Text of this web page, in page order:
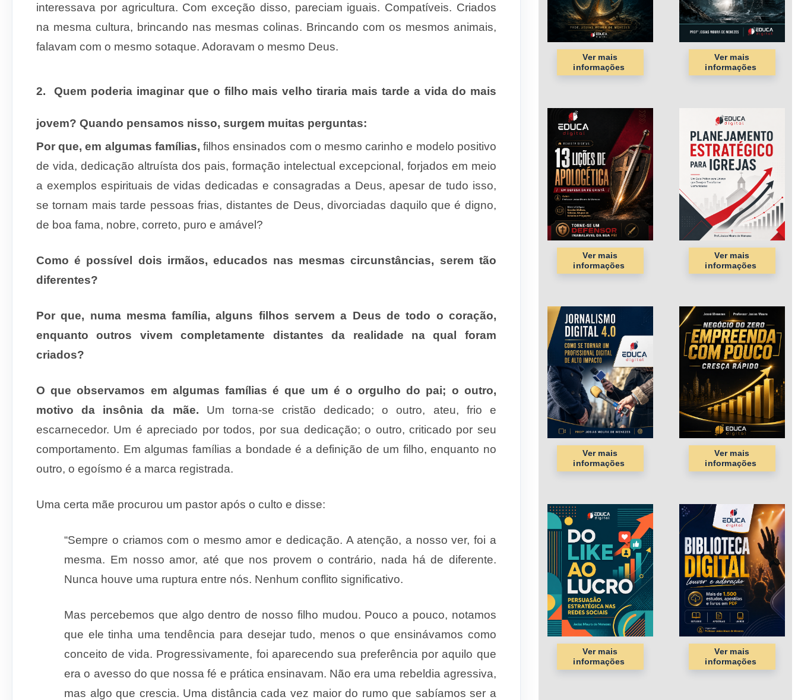
interessava por agricultura. Com exceção disso, pareciam iguais. Compatíveis. Criados
na mesma cultura, brincando nas mesmas colinas. Brincando com os mesmos animais,
falavam com o mesmo sotaque. Adoravam o mesmo Deus.
2. Quem poderia imaginar que o filho mais velho tiraria mais tarde a vida do mais
jovem? Quando pensamos nisso, surgem muitas perguntas:
Por que, em algumas famílias, filhos ensinados com o mesmo carinho e modelo positivo
de vida, dedicação altruísta dos pais, formação intelectual excepcional, forjados em meio
a exemplos espirituais de vidas dedicadas e consagradas a Deus, apesar de tudo isso,
se tornam mais tarde pessoas frias, distantes de Deus, divorciadas daquilo que é digno,
de boa fama, nobre, correto, puro e amável?
Como é possível dois irmãos, educados nas mesmas circunstâncias, serem tão
diferentes?
Por que, numa mesma família, alguns filhos servem a Deus de todo o coração,
enquanto outros vivem completamente distantes da realidade na qual foram
criados?
O que observamos em algumas famílias é que um é o orgulho do pai; o outro,
motivo da insônia da mãe. Um torna-se cristão dedicado; o outro, ateu, frio e
escarnecedor. Um é apreciado por todos, por sua dedicação; o outro, criticado por seu
comportamento. Em algumas famílias a bondade é a definição de um filho, enquanto no
outro, o egoísmo é a marca registrada.
Uma certa mãe procurou um pastor após o culto e disse:
“Sempre o criamos com o mesmo amor e dedicação. A aten­ção, a nosso ver, foi a
mesma. Em nosso amor, até que nos provem o contrário, nada há de diferente.
Nunca houve uma ruptura entre nós. Nenhum conflito significativo.
Mas percebe­mos que algo dentro de nosso filho mudou. Pouco a pouco, notamos
que ele tinha uma tendência para desejar tudo, menos o que ensinávamos como
conceito de vida. Progressivamente, foi aparecendo sua preferência por aquilo que
era o avesso do que nossa fé e prática ensinavam. Não era uma rebeldia agressi­va,
mas algo que crescia. Uma distância cada vez maior do rumo que sabíamos ser a